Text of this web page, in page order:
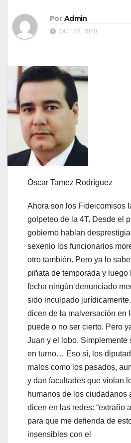
Por Admin
OCT 22, 2020
Óscar Tamez Rodríguez
Ahora son los Fideicomisos
golpeteo de la 4T. Desde el
gobierno hablan
sexenio los funcionarios
otro también. Pero ya lo
piñata de temporada y luego
fecha ningún denunciado
sido inculpado
dicen de la malversación en
puede o no ser cierto. Pero
Juan y el lobo. Simplemente
en turno… Eso sí, los
malos como los pasados,
y dan facultades que violan
humanos de los ciudadanos
dicen en las redes: “extraño
para que me defienda de
insensibles con el